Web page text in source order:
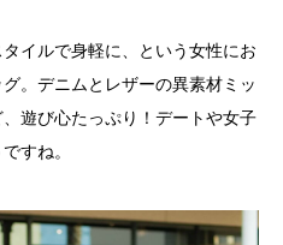
イルで身軽に、という女性にお
。デニムとレザーの異素材ミッ
遊び心たっぷり！デートや女子
すね。